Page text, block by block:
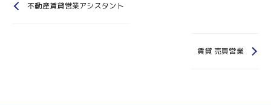
不動産賃貸営業アシスタント
賃貸 売買営業